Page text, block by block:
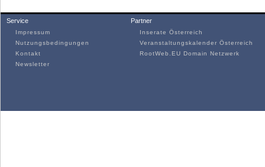
Service
Impressum
Nutzungsbedingungen
Kontakt
Newsletter
Partner
Inserate Österreich
Veranstaltungskalender Österreich
RootWeb.EU Domain Netzwerk